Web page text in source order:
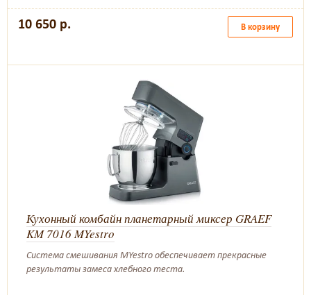
10 650 р. В корзину
Кухонный комбайн планетарный миксер GRAEF
KM 7016 MYestro
Cистема смешивания MYestro обеспечивает прекрасные
результаты замеса хлебного теста.